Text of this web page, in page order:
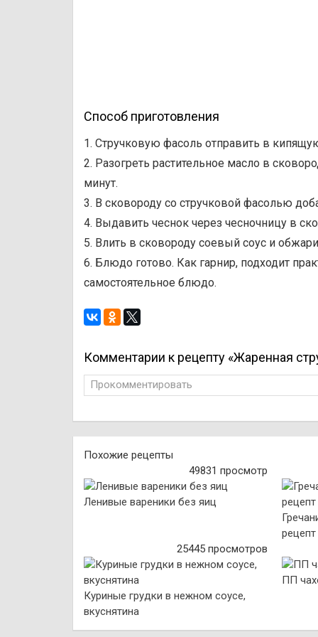
Способ приготовления
1. Стручковую фасоль отправить в
2. Разогреть растительное масло в
минут.
3. В сковороду со стручковой фасолью
4. Выдавить чеснок через чесночницу в
5. Влить в сковороду соевый соус и
6. Блюдо готово. Как гарнир, подходит
самостоятельное блюдо.
Комментарии к рецепту «Жаренная
Прокомментировать
Похожие рецепты
49831 просмотр
Ленивые вареники без яиц
25445 просмотров
Куриные грудки в нежном соусе,
вкуснятина
ПП